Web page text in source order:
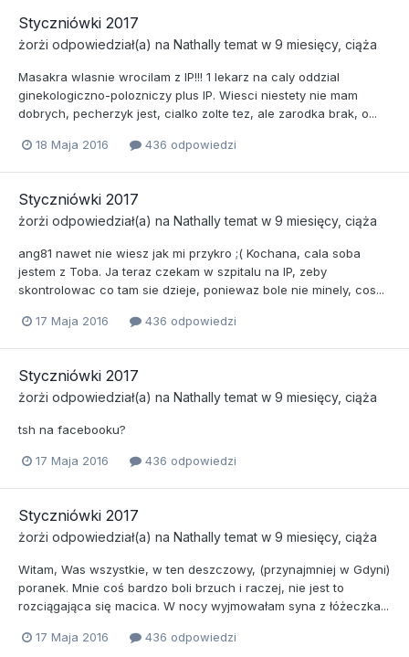
Styczniówki 2017
żorżi odpowiedział(a) na Nathallytemat w 9 miesięcy, ciąża
Masakra wlasnie wrocilam z IP!!! 1 lekarz na caly oddzial
ginekologiczno-polozniczy plus IP. Wiesci niestety nie mam
dobrych, pecherzyk jest, cialko zolte tez, ale zarodka brak, o...
18 Maja 2016 436 odpowiedzi
Styczniówki 2017
żorżi odpowiedział(a) na Nathallytemat w 9 miesięcy, ciąża
ang81 nawet nie wiesz jak mi przykro ;( Kochana, cala soba
jestem z Toba. Ja teraz czekam w szpitalu na IP, zeby
skontrolowac co tam sie dzieje, poniewaz bole nie minely, cos...
17 Maja 2016 436 odpowiedzi
Styczniówki 2017
żorżi odpowiedział(a) na Nathallytemat w 9 miesięcy, ciąża
tsh na facebooku?
17 Maja 2016 436 odpowiedzi
Styczniówki 2017
żorżi odpowiedział(a) na Nathallytemat w 9 miesięcy, ciąża
Witam, Was wszystkie, w ten deszczowy, (przynajmniej w Gdyni)
poranek. Mnie coś bardzo boli brzuch i raczej, nie jest to
rozciągająca się macica. W nocy wyjmowałam syna z łóżeczka...
17 Maja 2016 436 odpowiedzi